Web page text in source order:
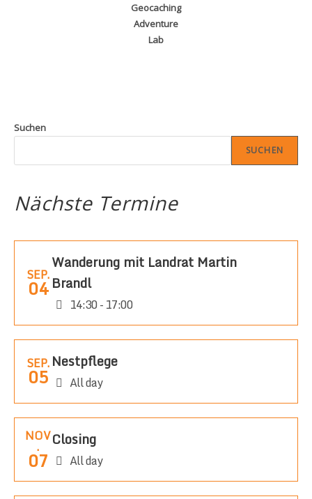
Geocaching
Adventure
Lab
Suchen
SUCHEN
Nächste Termine
SEP.
04
Wanderung mit Landrat Martin
Brandl
14:30 - 17:00
SEP.
05
Nestpflege
All day
NOV
.
07
Closing
All day